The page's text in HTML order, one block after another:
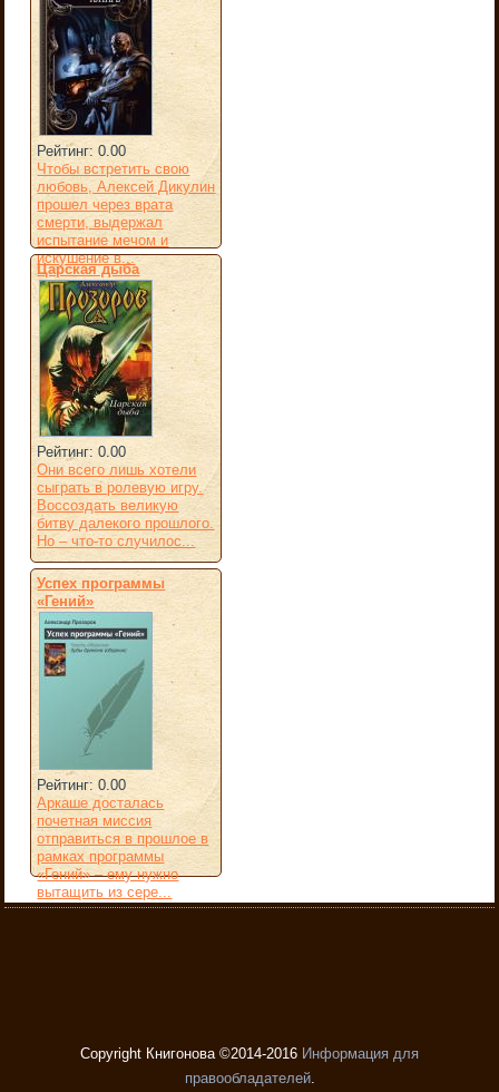
Рейтинг: 0.00
Чтобы встретить свою
любовь, Алексей Дикулин
прошел через врата
смерти, выдержал
испытание мечом и
искушение в...
Царская дыба
Рейтинг: 0.00
Они всего лишь хотели
сыграть в ролевую игру.
Воссоздать великую
битву далекого прошлого.
Но – что-то случилос...
Успех программы
«Гений»
Рейтинг: 0.00
Аркаше досталась
почетная миссия
отправиться в прошлое в
рамках программы
«Гений» – ему нужно
вытащить из сере...
Copyright Книгонова ©2014-2016 Информация для
правообладателей.